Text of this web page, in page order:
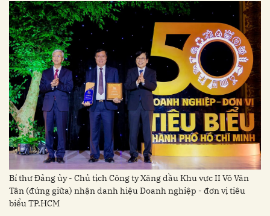
Bí thư Đảng ủy - Chủ tịch Công ty Xăng dầu Khu vực II Võ Văn
Tân (đứng giữa) nhận danh hiệu Doanh nghiệp - đơn vị tiêu
biểu TP.HCM